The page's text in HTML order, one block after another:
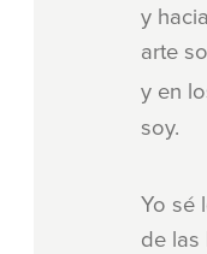
y hacia
arte
y en
soy.
Yo sé
de las